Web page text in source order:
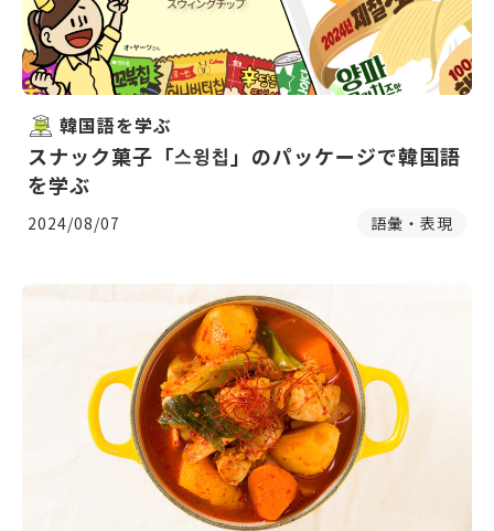
韓国語を学ぶ
スナック菓子「스윙칩」のパッケージで韓国語
を学ぶ
2024/08/07 語彙・表現